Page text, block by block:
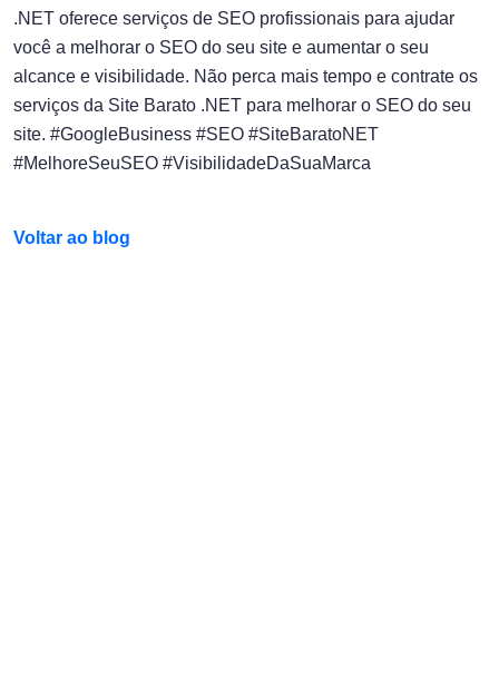
.NET oferece serviços de SEO profissionais para ajudar
você a melhorar o SEO do seu site e aumentar o seu
alcance e visibilidade. Não perca mais tempo e contrate os
serviços da Site Barato .NET para melhorar o SEO do seu
site. #GoogleBusiness #SEO #SiteBaratoNET
#MelhoreSeuSEO #VisibilidadeDaSuaMarca
Voltar ao blog